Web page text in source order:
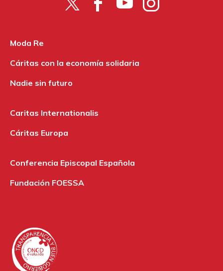
Moda Re
Cáritas con la economía solidaria
Nadie sin futuro
Caritas Internationalis
Cáritas Europa
Conferencia Episcopal Española
Fundación FOESSA